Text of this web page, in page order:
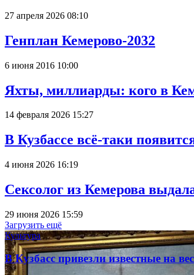
27 апреля 2026 08:10
Генплан Кемерово-2032
6 июня 2016 10:00
Яхты, миллиарды: кого в
14 февраля 2026 15:27
В Кузбассе всё-таки
4 июня 2026 16:19
Сексолог из Кемерова
29 июня 2026 15:59
Загрузить ещё
Культура
В Кузбасс привезли известные на